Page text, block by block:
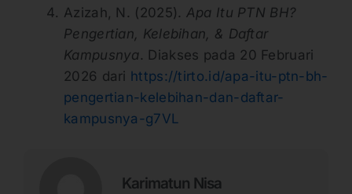
Azizah, N. (2025). Apa Itu PTN BH?
Pengertian, Kelebihan, & Daftar
Kampusnya. Diakses pada 20 Februari
2026 dari https://tirto.id/apa-itu-ptn-bh-
pengertian-kelebihan-dan-daftar-
kampusnya-g7VL
Karimatun Nisa